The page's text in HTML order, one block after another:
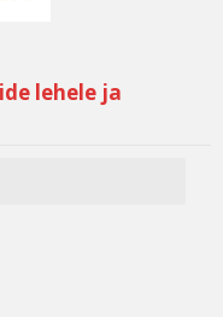
lehele ja